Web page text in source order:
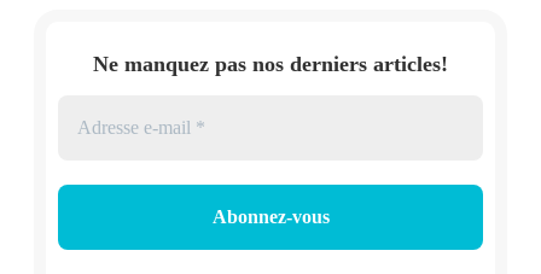
Ne manquez pas nos derniers articles!